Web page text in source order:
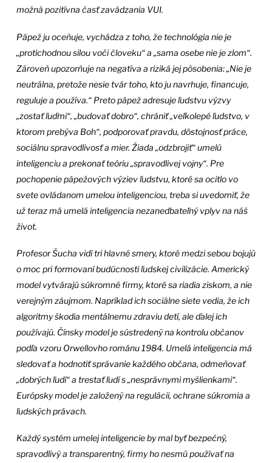
možná pozitívna časť zavádzania VUI.
Pápež ju oceňuje, vychádza z toho, že technológia nie je
„protichodnou silou voči človeku“ a „sama osebe nie je zlom“.
Zároveň upozorňuje na negatíva a riziká jej pôsobenia: „Nie je
neutrálna, pretože nesie tvár toho, kto ju navrhuje, financuje,
reguluje a používa.“ Preto pápež adresuje ľudstvu výzvy
„zostať ľuďmi“, „budovať dobro“, chrániť „veľkolepé ľudstvo, v
ktorom prebýva Boh“, podporovať pravdu, dôstojnosť práce,
sociálnu spravodlivosť a mier. Žiada „odzbrojiť“ umelú
inteligenciu a prekonať teóriu „spravodlivej vojny“. Pre
pochopenie pápežových výziev ľudstvu, ktoré sa ocitlo vo
svete ovládanom umelou inteligenciou, treba si uvedomiť, že
už teraz má umelá inteligencia nezanedbateľný vplyv na náš
život.
Profesor Šucha vidí tri hlavné smery, ktoré medzi sebou bojujú
o moc pri formovaní budúcnosti ľudskej civilizácie. Americký
model vytvárajú súkromné firmy, ktoré sa riadia ziskom, a nie
verejným záujmom. Napríklad ich sociálne siete vedia, že ich
algoritmy škodia mentálnemu zdraviu detí, ale ďalej ich
používajú. Čínsky model je sústredený na kontrolu občanov
podľa vzoru Orwellovho románu 1984. Umelá inteligencia má
sledovať a hodnotiť správanie každého občana, odmeňovať
„dobrých ľudí“ a trestať ľudí s „nesprávnymi myšlienkami“.
Európsky model je založený na regulácii, ochrane súkromia a
ľudských právach.
Každý systém umelej inteligencie by mal byť bezpečný,
spravodlivý a transparentný, firmy ho nesmú používať na